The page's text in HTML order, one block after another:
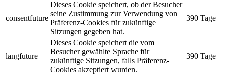
consentfuture
Dieses Cookie speichert, ob der Besucher
seine Zustimmung zur Verwendung von
Präferenz-Cookies für zukünftige
Sitzungen gegeben hat.
390 Tage
langfuture
Dieses Cookie speichert die vom
Besucher gewählte Sprache für
zukünftige Sitzungen, falls Präferenz-
Cookies akzeptiert wurden.
390 Tage